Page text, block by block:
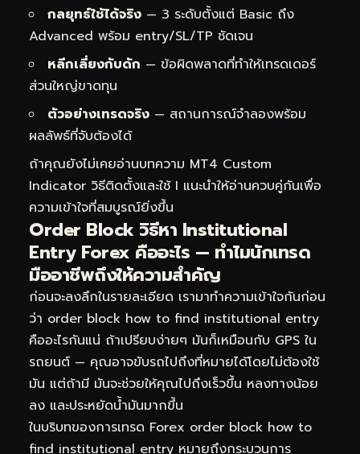
กลยุทธ์ใช้ได้จริง — 3 ระดับตั้งแต่ Basic ถึง
Advanced พร้อม entry/SL/TP ชัดเจน
หลีกเลี่ยงกับดัก — ข้อผิดพลาดที่ทำให้เทรดเดอร์
ส่วนใหญ่ขาดทุน
ตัวอย่างเทรดจริง — สถานการณ์จำลองพร้อม
ผลลัพธ์ที่จับต้องได้
ถ้าคุณยังไม่เคยอ่านบทความ MT4 Custom
Indicator วิธีติดตั้งและใช้ I แนะนำให้อ่านควบคู่กันเพื่อ
ความเข้าใจที่สมบูรณ์ยิ่งขึ้น
Order Block วิธีหา Institutional
Entry Forex คืออะไร — ทำไมนักเทรด
มืออาชีพถึงให้ความสำคัญ
ก่อนจะลงลึกในรายละเอียด เรามาทำความเข้าใจกันก่อน
ว่า order block how to find institutional entry
คืออะไรกันแน่ ถ้าเปรียบง่ายๆ มันก็เหมือนกับ GPS ใน
รถยนต์ — คุณอาจขับรถไปถึงที่หมายได้โดยไม่ต้องใช้
มัน แต่ถ้ามี มันจะช่วยให้คุณไปถึงเร็วขึ้น หลงทางน้อย
ลง และประหยัดน้ำมันมากขึ้น
ในบริบทของการเทรด Forex order block how to
find institutional entry หมายถึงกระบวนการ